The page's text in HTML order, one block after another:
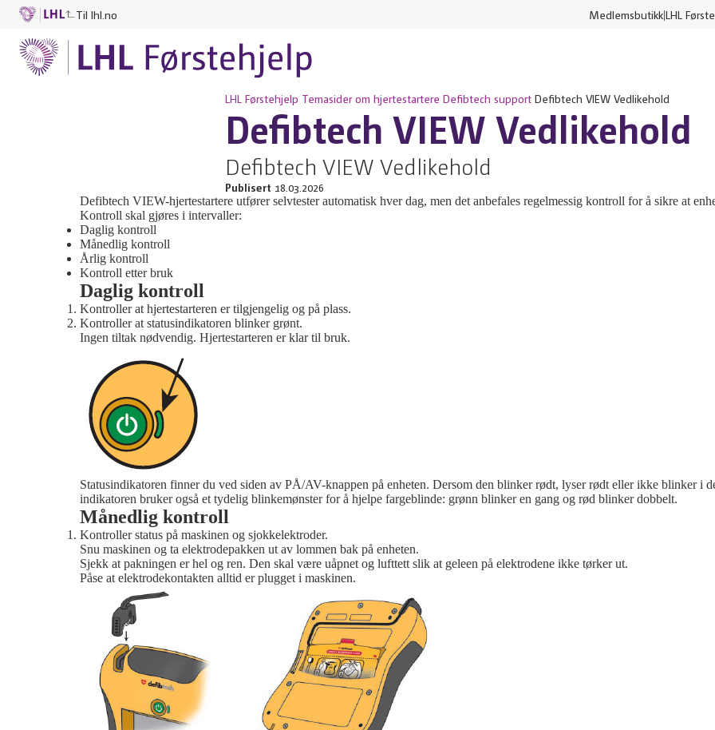
Til lhl.no MedlemsbutikkLHL
LHL Førstehjelp Temasider om hjertestartere Defibtech support Defibtech VIEW Vedlikehold
Defibtech VIEW Vedlikehold
Defibtech VIEW Vedlikehold
Publisert 18.03.2026
Defibtech VIEW-hjertestartere utfører selvtester automatisk hver dag, men det anbefales regelmessig kontroll for å sikre at
Kontroll skal gjøres i intervaller:
Daglig kontroll
Månedlig kontroll
Årlig kontroll
Kontroll etter bruk
Daglig kontroll
Kontroller at hjertestarteren er tilgjengelig og på plass.
Kontroller at statusindikatoren blinker grønt.
Ingen tiltak nødvendig. Hjertestarteren er klar til bruk.
Statusindikatoren finner du ved siden av PÅ/AV-knappen på enheten. Dersom den blinker rødt, lyser rødt eller ikke blinker i
indikatoren bruker også et tydelig blinkemønster for å hjelpe fargeblinde: grønn blinker en gang og rød blinker dobbelt.
Månedlig kontroll
Kontroller status på maskinen og sjokkelektroder.
Snu maskinen og ta elektrodepakken ut av lommen bak på enheten.
Sjekk at pakningen er hel og ren. Den skal være uåpnet og lufttett slik at geleen på elektrodene ikke tørker ut.
Påse at elektrodekontakten alltid er plugget i maskinen.